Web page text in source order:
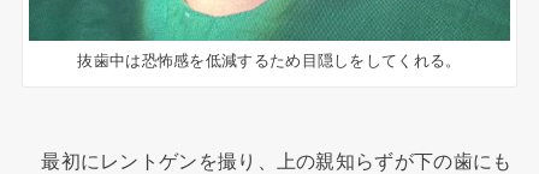
抜歯中は恐怖感を低減するため目隠しをしてくれる。
最初にレントゲンを撮り、上の親知らずが下の歯にも